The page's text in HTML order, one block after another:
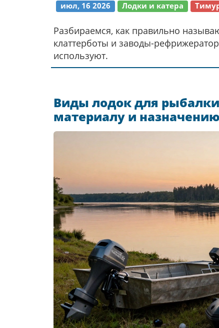
июл, 16 2026 Лодки и катера
Разбираемся, как правильно
клаттерботы и заводы-
используют.
Виды лодок для
материалу и назначению